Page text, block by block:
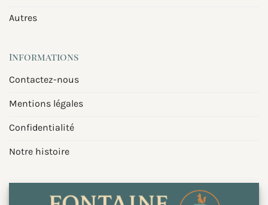
Autres
Informations
Contactez-nous
Mentions légales
Confidentialité
Notre histoire